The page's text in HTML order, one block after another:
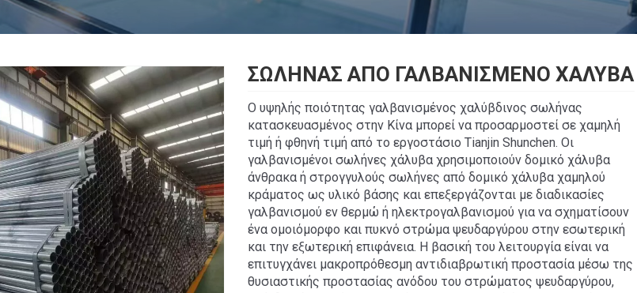
ΣΩΛΉΝΑΣ ΑΠΌ ΓΑΛΒΑΝΙΣΜΈΝΟ ΧΆΛΥΒΑ
Ο υψηλής ποιότητας γαλβανισμένος χαλύβδινος σωλήνας
κατασκευασμένος στην Κίνα μπορεί να προσαρμοστεί σε χαμηλή
τιμή ή φθηνή τιμή από το εργοστάσιο Tianjin Shunchen. Οι
γαλβανισμένοι σωλήνες χάλυβα χρησιμοποιούν δομικό χάλυβα
άνθρακα ή στρογγυλούς σωλήνες από δομικό χάλυβα χαμηλού
κράματος ως υλικό βάσης και επεξεργάζονται με διαδικασίες
γαλβανισμού εν θερμώ ή ηλεκτρογαλβανισμού για να σχηματίσουν
ένα ομοιόμορφο και πυκνό στρώμα ψευδαργύρου στην εσωτερική
και την εξωτερική επιφάνεια. Η βασική του λειτουργία είναι να
επιτυγχάνει μακροπρόθεσμη αντιδιαβρωτική προστασία μέσω της
θυσιαστικής προστασίας ανόδου του στρώματος ψευδαργύρου,